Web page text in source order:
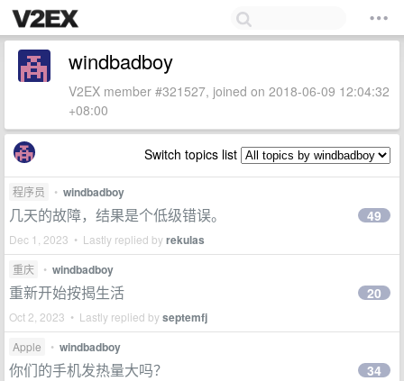
windbadboy
V2EX member #321527, joined on 2018-06-09 12:04:32
+08:00
Switch topics list
程序员 • windbadboy
几天的故障，结果是个低级错误。
Dec 1, 2023 • Lastly replied byrekulas
49
重庆 • windbadboy
重新开始按揭生活
Oct 2, 2023 • Lastly replied byseptemfj
20
Apple • windbadboy
你们的手机发热量大吗？ 34